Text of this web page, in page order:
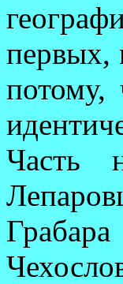
первых,
потому,
Часть